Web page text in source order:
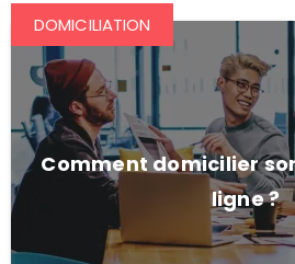
Comment domicilier
ligne ?
DOMICILIATION